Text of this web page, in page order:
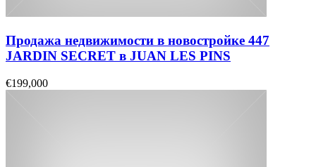
Продажа недвижимости в новостройке 447
JARDIN SECRET в JUAN LES PINS
€199,000